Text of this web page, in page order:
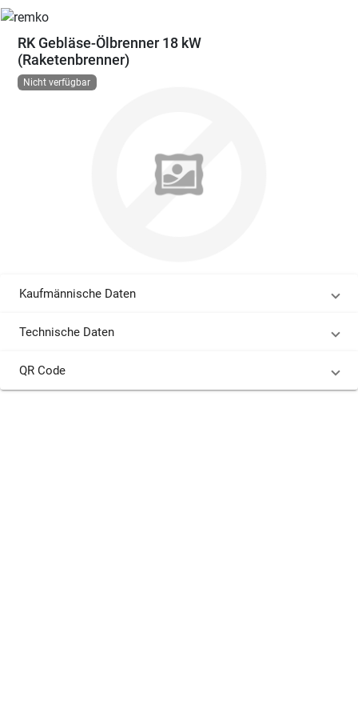
RK Gebläse-Ölbrenner 18 kW
(Raketenbrenner)
Nicht verfügbar
Kaufmännische Daten
Technische Daten
QR Code